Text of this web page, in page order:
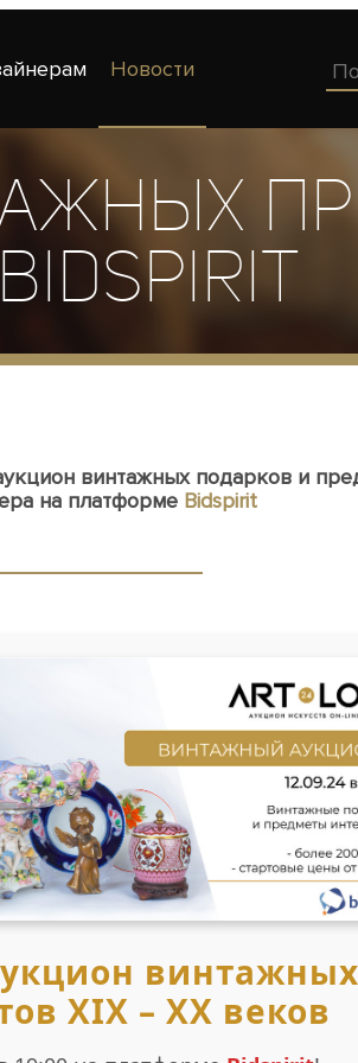
Новости
винтажных подарков и
на платформе Bidspirit
винтажных
XIX – XX веков